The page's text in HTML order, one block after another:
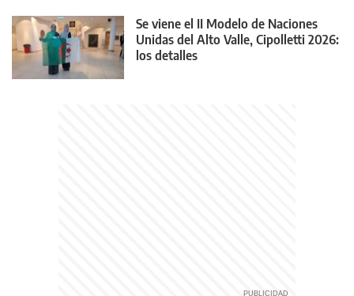
Se viene el II Modelo de Naciones
Unidas del Alto Valle, Cipolletti 2026:
los detalles